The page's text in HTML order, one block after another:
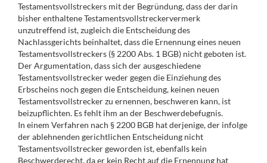
Testamentsvollstreckers mit der Begründung, dass der darin
bisher enthaltene Testamentsvollstreckervermerk
unzutreffend ist, zugleich die Entscheidung des
Nachlassgerichts beinhaltet, dass die Ernennung eines neuen
Testamentsvollstreckers (§ 2200 Abs. 1 BGB) nicht geboten ist.
Der Argumentation, dass sich der ausgeschiedene
Testamentsvollstrecker weder gegen die Einziehung des
Erbscheins noch gegen die Entscheidung, keinen neuen
Testamentsvollstrecker zu ernennen, beschweren kann, ist
beizupflichten. Es fehlt ihm an der Beschwerdebefugnis.
In einem Verfahren nach § 2200 BGB hat derjenige, der infolge
der ablehnenden gerichtlichen Entscheidung nicht
Testamentsvollstrecker geworden ist, ebenfalls kein
Beschwerderecht, da er kein Recht auf die Ernennung hat